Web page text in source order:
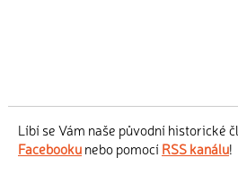
Líbí se Vám naše původní historické
Facebookunebo pomocí RSS kanálu!